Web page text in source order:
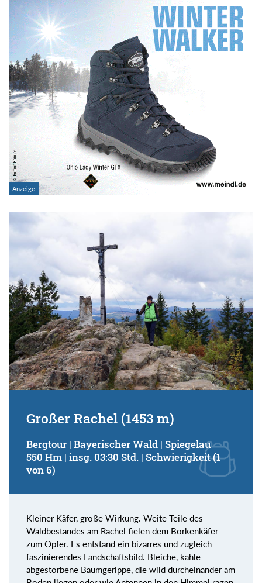
Großer Rachel (1453 m)
Bergtour | Bayerischer Wald | Spiegelau
550 Hm | insg. 03:30 Std. | Schwierigkeit (1
von 6)
Kleiner Käfer, große Wirkung. Weite Teile des
Waldbestandes am Rachel fielen dem Borkenkäfer
zum Opfer. Es entstand ein bizarres und zugleich
faszinierendes Landschaftsbild. Bleiche, kahle
abgestorbene Baumgerippe, die wild durcheinander am